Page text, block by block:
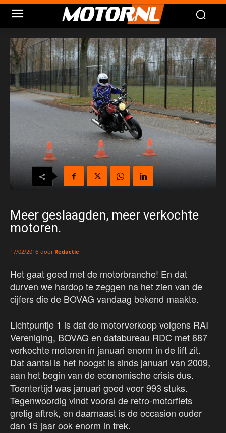
Meer geslaagden, meer verkochte
motoren.
17/02/2016 door Redactie
Het gaat goed met de motorbranche! En dat
durven we hardop te zeggen na het zien van de
cijfers die de BOVAG vandaag bekend maakte.
Lichtpuntje 1 is dat de motorverkoop volgens RAI
Vereniging, BOVAG en databureau RDC met 687
verkochte motoren in januari enorm in de lift zit.
Dat aantal is het hoogst is sinds januari van 2009,
aan het begin van de economische crisis dus.
Toentertijd was januari goed voor 993 stuks.
Tegenwoordig vindt vooral de retro-motorfiets
gretig aftrek, en daarnaast is de occasion ouder
dan 15 jaar ook enorm in trek.